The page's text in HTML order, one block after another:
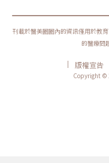
刊載於醫美圈圈內的資訊僅用於教
的醫療問
| 版權宣告
Copyright ©